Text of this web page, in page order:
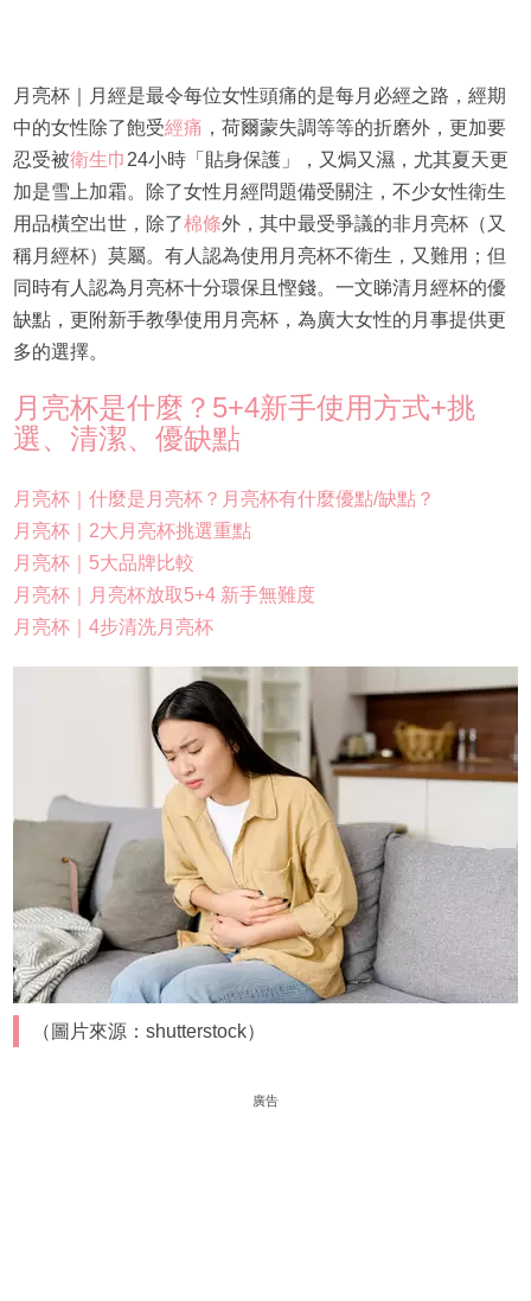
月亮杯｜月經是最令每位女性頭痛的是每月必經之路，經期
中的女性除了飽受經痛 ，荷爾蒙失調等等的折磨外，更加要
忍受被衛生巾 24小時「貼身保護」，又焗又濕，尤其夏天更
加是雪上加霜。除了女性月經問題備受關注，不少女性衛生
用品橫空出世，除了棉條外，其中最受爭議的非月亮杯（又
稱月經杯）莫屬。有人認為使用月亮杯不衛生，又難用；但
同時有人認為月亮杯十分環保且慳錢。一文睇清月經杯的優
缺點，更附新手教學使用月亮杯，為廣大女性的月事提供更
多的選擇。
月亮杯是什麼？5+4新手使用方式+挑
選、清潔、優缺點
月亮杯｜什麼是月亮杯？月亮杯有什麼優點/缺點？
月亮杯｜2大月亮杯挑選重點
月亮杯｜5大品牌比較
月亮杯｜月亮杯放取5+4 新手無難度
月亮杯｜4步清洗月亮杯
（圖片來源：shutterstock）
廣告